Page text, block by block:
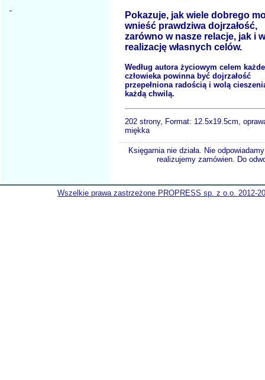
Pokazuje, jak wiele dobrego
wnieść prawdziwa dojrzałość,
zarówno w nasze relacje, jak i w
realizację własnych celów.
Według autora życiowym celem
człowieka powinna być dojrzałość
przepełniona radością i wolą
każdą chwilą.
202 strony, Format: 12.5x19.5cm,
miękka
Księgarnia nie działa. Nie
realizujemy zamówien. Do
Wszelkie prawa zastrzeżone PROPRESS sp. z o.o. 2012-